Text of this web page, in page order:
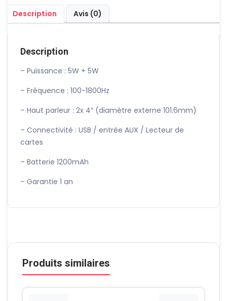
Bluetooth
JBK-
8905
Description Avis (0)
Description
– Puissance : 5W + 5W
– Fréquence : 100-1800Hz
– Haut parleur : 2x 4″ (diamètre externe 101.6mm)
– Connectivité : USB / entrée AUX / Lecteur de
cartes
– Batterie 1200mAh
– Garantie 1 an
Produits similaires